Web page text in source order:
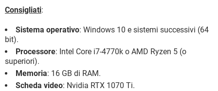
Consigliati:
Sistema operativo: Windows 10 e sistemi successivi (64
bit).
Processore: Intel Core i7-4770k o AMD Ryzen 5 (o
superiori).
Memoria: 16 GB di RAM.
Scheda video: Nvidia RTX 1070 Ti.